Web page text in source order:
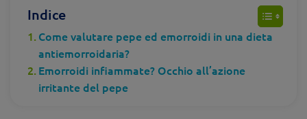
Indice
Come valutare pepe ed emorroidi in una dieta
antiemorroidaria?
Emorroidi infiammate? Occhio all’azione
irritante del pepe